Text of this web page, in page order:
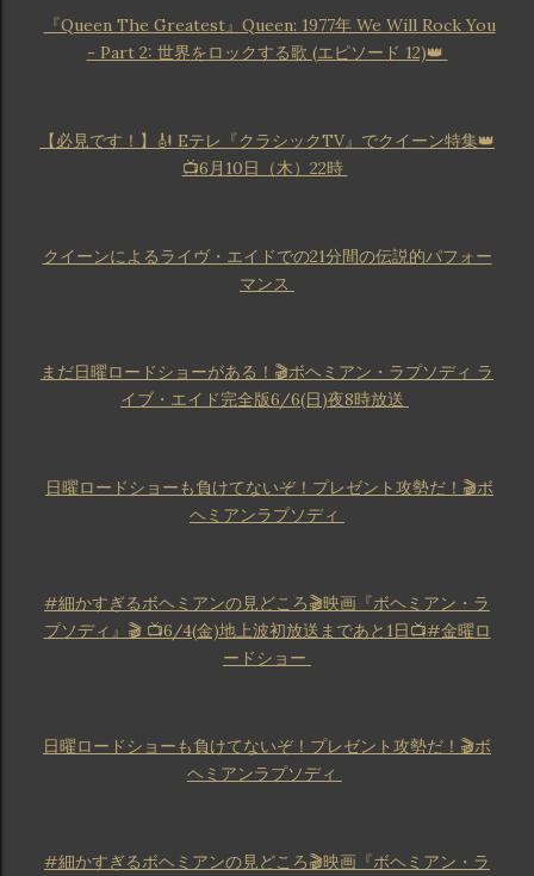
『Queen The Greatest』Queen: 1977年 We Will Rock You
- Part 2: 世界をロックする歌 (エピソード 12)👑
【必見です！】🎻 Eテレ『クラシックTV』でクイーン特集👑
📺6月10日（木）22時
クイーンによるライヴ・エイドでの21分間の伝説的パフォー
マンス
まだ日曜ロードショーがある！🎬ボヘミアン・ラプソディ ラ
イブ・エイド完全版6/6(日)夜8時放送
日曜ロードショーも負けてないぞ！プレゼント攻勢だ！🎬ボ
ヘミアンラプソディ
#細かすぎるボヘミアンの見どころ🎬映画『ボヘミアン・ラ
プソディ』🎬 📺6/4(金)地上波初放送まであと1日📺#金曜ロ
ードショー
日曜ロードショーも負けてないぞ！プレゼント攻勢だ！🎬ボ
ヘミアンラプソディ
#細かすぎるボヘミアンの見どころ🎬映画『ボヘミアン・ラ